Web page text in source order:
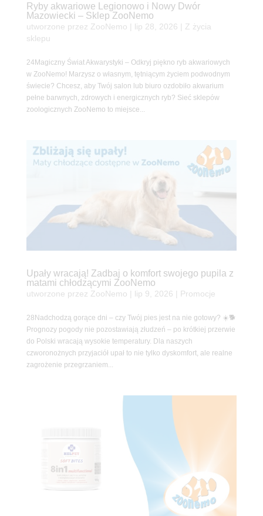
Ryby akwariowe Legionowo i Nowy Dwór
Mazowiecki – Sklep ZooNemo
utworzone przez ZooNemo lip 28, 2026
Z życia
sklepu
24Magiczny Świat Akwarystyki – Odkryj piękno ryb akwariowych
w ZooNemo! Marzysz o własnym, tętniącym życiem podwodnym
świecie? Chcesz, aby Twój salon lub biuro ozdobiło akwarium
pełne barwnych, zdrowych i energicznych ryb? Sieć sklepów
zoologicznych ZooNemo to miejsce...
Upały wracają! Zadbaj o komfort swojego pupila z
matami chłodzącymi ZooNemo
utworzone przez ZooNemo lip 9, 2026 Promocje
28Nadchodzą gorące dni – czy Twój pies jest na nie gotowy? ☀️🐕
Prognozy pogody nie pozostawiają złudzeń – po krótkiej przerwie
do Polski wracają wysokie temperatury. Dla naszych
czworonożnych przyjaciół upał to nie tylko dyskomfort, ale realne
zagrożenie przegrzaniem...